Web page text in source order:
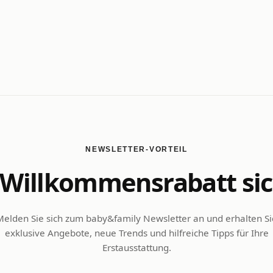
NEWSLETTER-VORTEIL
Sie sich zum baby&family Newsletter an und erhalten
exklusive Angebote, neue Trends und hilfreiche Tipps für Ihre
Erstausstattung.